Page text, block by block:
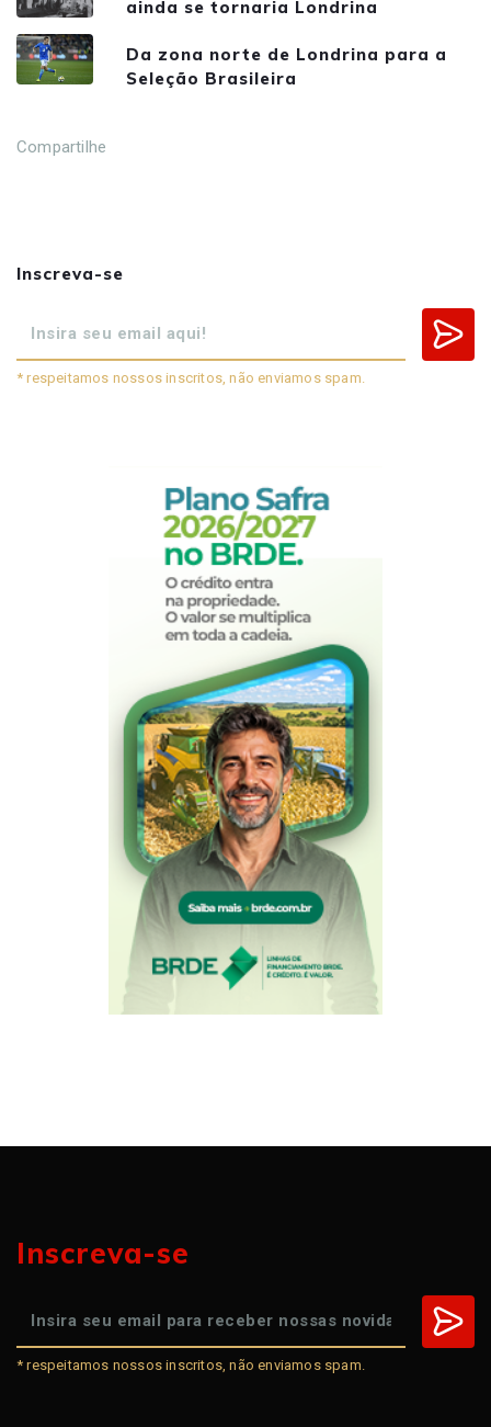
ainda se tornaria Londrina
Da zona norte de Londrina para a
Seleção Brasileira
Compartilhe
Inscreva-se
* respeitamos nossos inscritos, não enviamos spam.
Inscreva-se
* respeitamos nossos inscritos, não enviamos spam.